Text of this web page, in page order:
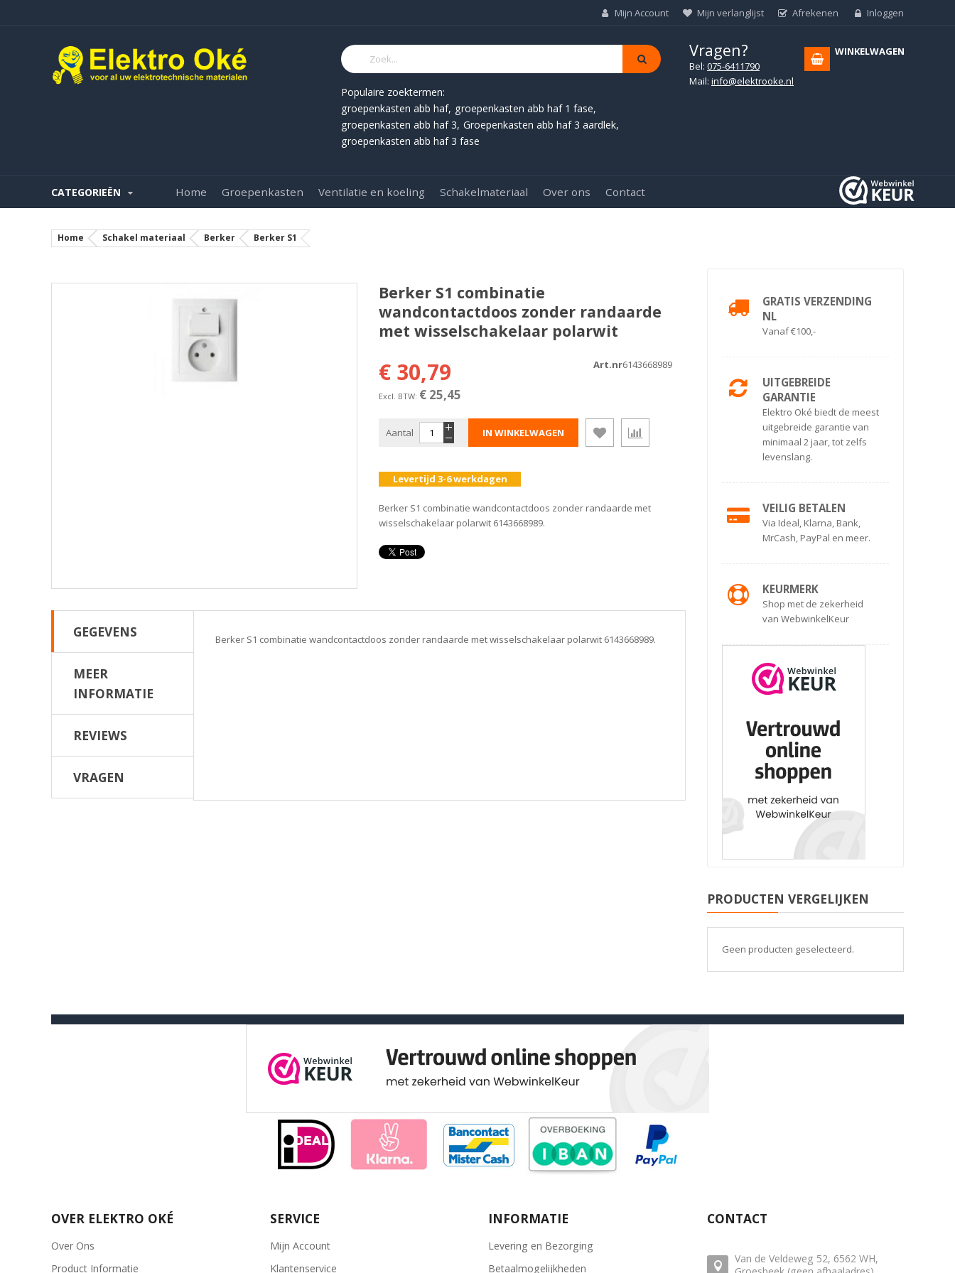
Mijn Account Mijn verlanglijst Afrekenen Inloggen
WINKELWAGEN
Vragen?
Bel: 075-6411790
Mail: info@elektrooke.nl
Populaire zoektermen:
groepenkasten abb haf groepenkasten abb haf 1 fase
groepenkasten abb haf 3 Groepenkasten abb haf 3 aardlek
groepenkasten abb haf 3 fase
CATEGORIEËN Home Groepenkasten Ventilatie en koeling Schakelmateriaal Over ons Contact
Home Schakel materiaal Berker Berker S1
Berker S1 combinatie
wandcontactdoos zonder randaarde
met wisselschakelaar polarwit
Art.nr6143668989
€ 30,79
€ 25,45
Aantal IN WINKELWAGEN
Levertijd 3-6 werkdagen
Berker S1 combinatie wandcontactdoos zonder randaarde met
wisselschakelaar polarwit 6143668989.
GEGEVENS
MEER
INFORMATIE
REVIEWS
VRAGEN
Berker S1 combinatie wandcontactdoos zonder randaarde met wisselschakelaar polarwit 6143668989.
GRATIS VERZENDING
NL
Vanaf €100,-
UITGEBREIDE
GARANTIE
Elektro Oké biedt de meest
uitgebreide garantie van
minimaal 2 jaar, tot zelfs
levenslang.
VEILIG BETALEN
Via Ideal, Klarna, Bank,
MrCash, PayPal en meer.
KEURMERK
Shop met de zekerheid
van WebwinkelKeur
PRODUCTEN VERGELIJKEN
Geen producten geselecteerd.
OVER ELEKTRO OKÉ
Over Ons
Product Informatie
SERVICE
Mijn Account
Klantenservice
INFORMATIE
Levering en Bezorging
Betaalmogelijkheden
CONTACT
Van de Veldeweg 52, 6562 WH,